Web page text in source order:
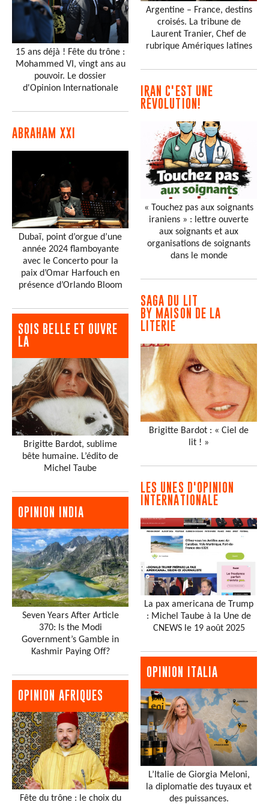
15 ans déjà ! Fête du trône :
Mohammed VI, vingt ans au
pouvoir. Le dossier
d'Opinion Internationale
ABRAHAM XXI
Dubaï, point d’orgue d’une
année 2024 flamboyante
avec le Concerto pour la
paix d’Omar Harfouch en
présence d’Orlando Bloom
SOIS BELLE ET OUVRE
LA
Brigitte Bardot, sublime
bête humaine. L’édito de
Michel Taube
OPINION INDIA
Seven Years After Article
370: Is the Modi
Government’s Gamble in
Kashmir Paying Off?
OPINION AFRIQUES
Fête du trône : le choix du
Argentine – France, destins
croisés. La tribune de
Laurent Tranier, Chef de
rubrique Amériques latines
IRAN C'EST UNE
RÉVOLUTION!
« Touchez pas aux soignants
iraniens » : lettre ouverte
aux soignants et aux
organisations de soignants
dans le monde
SAGA DU LIT
BY MAISON DE LA
LITERIE
Brigitte Bardot : « Ciel de
lit ! »
LES UNES D'OPINION
INTERNATIONALE
La pax americana de Trump
: Michel Taube à la Une de
CNEWS le 19 août 2025
OPINION ITALIA
L’Italie de Giorgia Meloni,
la diplomatie des tuyaux et
des puissances.